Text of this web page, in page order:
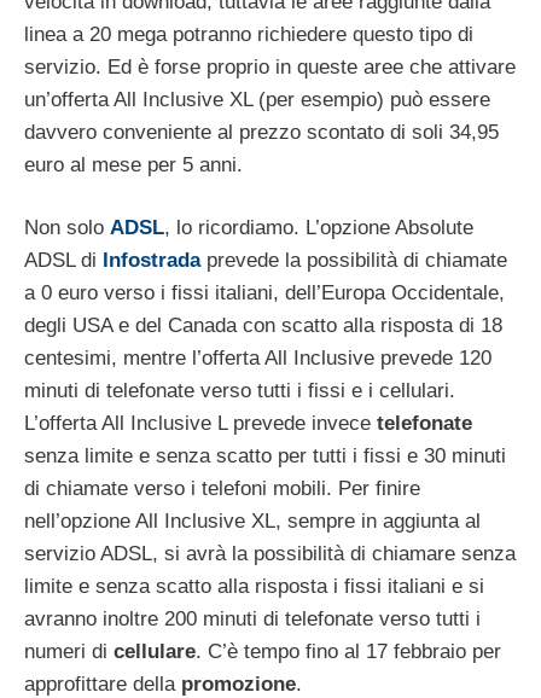
linea a 20 mega potranno richiedere questo tipo di
servizio. Ed è forse proprio in queste aree che attivare
un’offerta All Inclusive XL (per esempio) può essere
davvero conveniente al prezzo scontato di soli 34,95
euro al mese per 5 anni.
Non solo ADSL, lo ricordiamo. L’opzione Absolute
ADSL di Infostrada prevede la possibilità di chiamate
a 0 euro verso i fissi italiani, dell’Europa Occidentale,
degli USA e del Canada con scatto alla risposta di 18
centesimi, mentre l’offerta All Inclusive prevede 120
minuti di telefonate verso tutti i fissi e i cellulari.
L’offerta All Inclusive L prevede invece telefonate
senza limite e senza scatto per tutti i fissi e 30 minuti
di chiamate verso i telefoni mobili. Per finire
nell’opzione All Inclusive XL, sempre in aggiunta al
servizio ADSL, si avrà la possibilità di chiamare senza
limite e senza scatto alla risposta i fissi italiani e si
avranno inoltre 200 minuti di telefonate verso tutti i
numeri di cellulare. C’è tempo fino al 17 febbraio per
approfittare della promozione.